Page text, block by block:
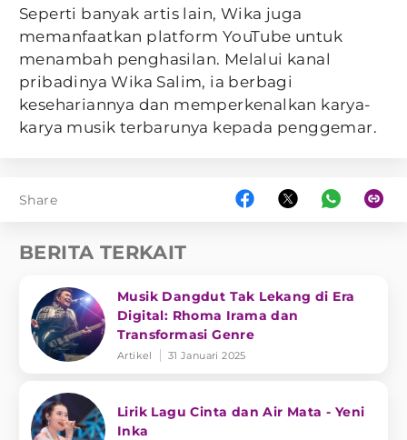
Seperti banyak artis lain, Wika juga
memanfaatkan platform YouTube untuk
menambah penghasilan. Melalui kanal
pribadinya Wika Salim, ia berbagi
kesehariannya dan memperkenalkan karya-
karya musik terbarunya kepada penggemar.
Share
BERITA TERKAIT
Musik Dangdut Tak Lekang di Era
Digital: Rhoma Irama dan
Transformasi Genre
Artikel 31 Januari 2025
Lirik Lagu Cinta dan Air Mata - Yeni
Inka